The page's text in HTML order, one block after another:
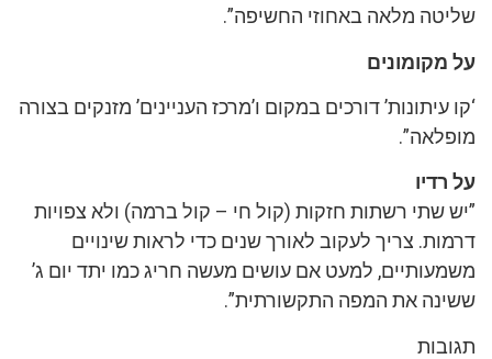
מלאה באחוזי החשיפה”.‬
דורכים במקום ו’מרכז העניינים’ מזנקים בצורה
רשתות חזקות (קול חי – קול ברמה) ולא צפויות
צריך לעקוב לאורך שנים כדי לראות שינויים
למעט אם עושים מעשה חריג כמו יתד יום ג’
את המפה התקשורתית”.‬